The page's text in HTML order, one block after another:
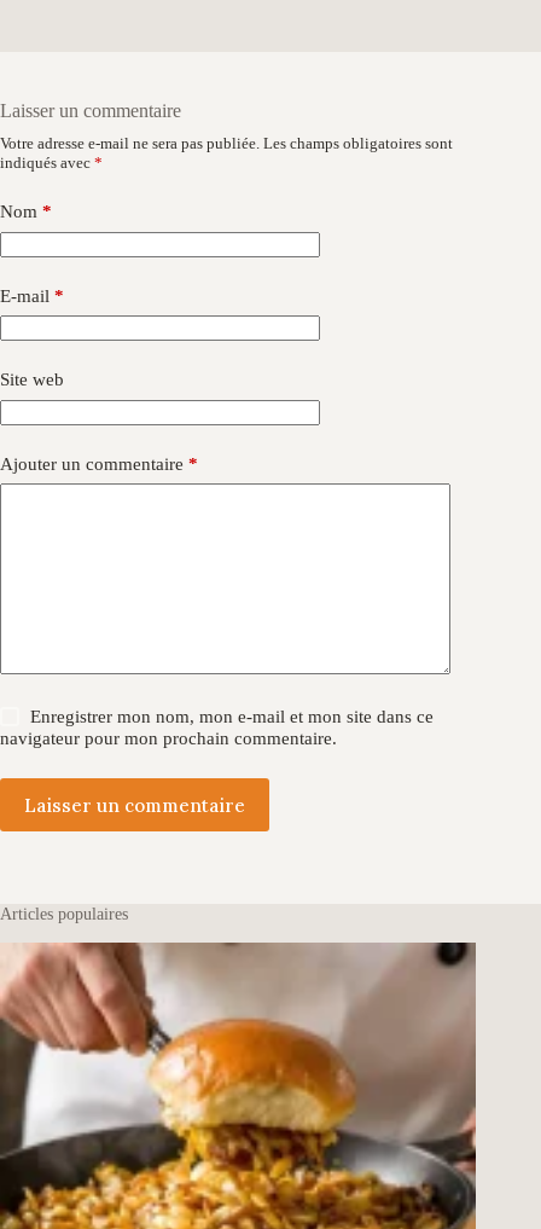
Laisser un commentaire
Votre adresse e-mail ne sera pas publiée. Les champs obligatoires sont
indiqués avec *
Nom *
E-mail *
Site web
Ajouter un commentaire *
Enregistrer mon nom, mon e-mail et mon site dans ce
navigateur pour mon prochain commentaire.
Laisser un commentaire
Articles populaires